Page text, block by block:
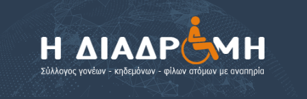
Η ΔΙΑΔΡΟΜΗ ΔΙΑΒΑΣΤΕ ΕΔΩ ►